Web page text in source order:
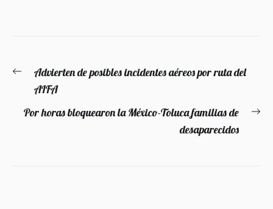
Navegación
entradas
Entrada
anterior:
Advierten de posibles incidentes aéreos por ruta del
AIFA
Por horas bloquearon la México-Toluca familias de
desaparecidos